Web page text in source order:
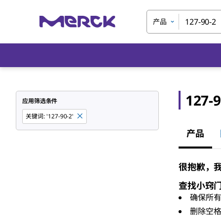
产品
应用筛选条件
关键词: '127-90-2'
127-
产品
很抱歉，
查找小窍门
确保所
删除空